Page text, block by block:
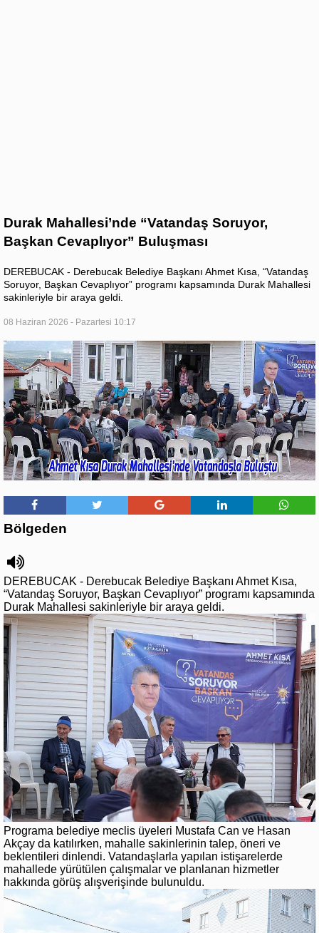
Durak Mahallesi’nde “Vatandaş Soruyor,
Başkan Cevaplıyor” Buluşması
DEREBUCAK - Derebucak Belediye Başkanı Ahmet Kısa, “Vatandaş
Soruyor, Başkan Cevaplıyor” programı kapsamında Durak Mahallesi
sakinleriyle bir araya geldi.
08 Haziran 2026 - Pazartesi 10:17
Bölgeden
DEREBUCAK - Derebucak Belediye Başkanı Ahmet Kısa,
“Vatandaş Soruyor, Başkan Cevaplıyor” programı kapsamında
Durak Mahallesi sakinleriyle bir araya geldi.
Programa belediye meclis üyeleri Mustafa Can ve Hasan
Akçay da katılırken, mahalle sakinlerinin talep, öneri ve
beklentileri dinlendi. Vatandaşlarla yapılan istişarelerde
mahallede yürütülen çalışmalar ve planlanan hizmetler
hakkında görüş alışverişinde bulunuldu.